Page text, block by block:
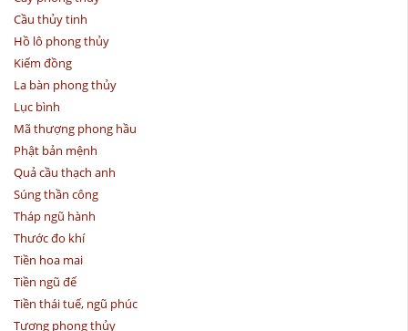
Cầu thủy tinh
Hồ lô phong thủy
Kiếm đồng
La bàn phong thủy
Lục bình
Mã thượng phong hầu
Phật bản mệnh
Quả cầu thạch anh
Súng thần công
Tháp ngũ hành
Thước đo khí
Tiền hoa mai
Tiền ngũ đế
Tiền thái tuế, ngũ phúc
Tượng phong thủy